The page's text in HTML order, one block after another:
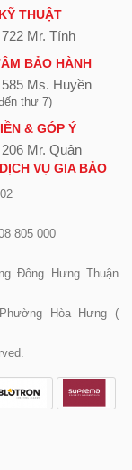
THUẬT
Mr. Tính
BẢO HÀNH
Ms. Huyền
thư 7)
& GÓP Ý
Mr. Quân
VỤ GIA BẢO
805 000
Đông Hưng Thuận
Hòa Hưng (